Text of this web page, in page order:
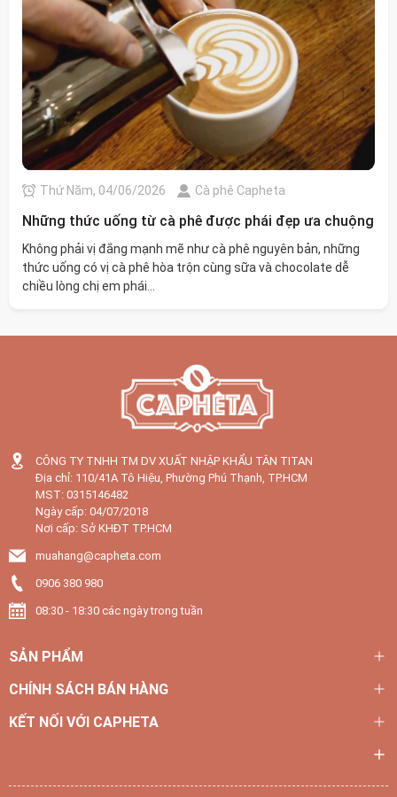
Thứ Năm, 04/06/2026 Cà phê Capheta
Những thức uống từ cà phê được phái đẹp ưa chuộng
Không phải vị đắng mạnh mẽ như cà phê nguyên bản, những
thức uống có vị cà phê hòa trộn cùng sữa và chocolate dễ
chiều lòng chị em phái...
CÔNG TY TNHH TM DV XUẤT NHẬP KHẨU TÂN TITAN
Địa chỉ: 110/41A Tô Hiệu, Phường Phú Thạnh, TP.HCM
MST: 0315146482
Ngày cấp: 04/07/2018
Nơi cấp: Sở KHĐT TP.HCM
muahang@capheta.com
0906 380 980
08:30 - 18:30 các ngày trong tuần
SẢN PHẨM
CHÍNH SÁCH BÁN HÀNG
KẾT NỐI VỚI CAPHETA